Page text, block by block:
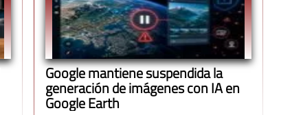
Google mantiene suspendida la
generación de imágenes con IA en
Google Earth